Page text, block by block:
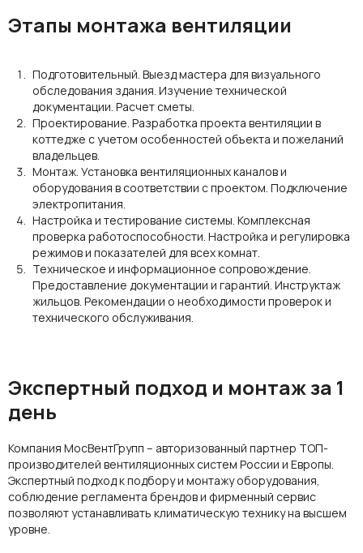
Этапы монтажа вентиляции
Подготовительный. Выезд мастера для визуального
обследования здания. Изучение технической
документации. Расчет сметы.
Проектирование. Разработка проекта вентиляции в
коттедже с учетом особенностей объекта и пожеланий
владельцев.
Монтаж. Установка вентиляционных каналов и
оборудования в соответствии с проектом. Подключение
электропитания.
Настройка и тестирование системы. Комплексная
проверка работоспособности. Настройка и регулировка
режимов и показателей для всех комнат.
Техническое и информационное сопровождение.
Предоставление документации и гарантий. Инструктаж
жильцов. Рекомендации о необходимости проверок и
технического обслуживания.
Экспертный подход и монтаж за 1
день
Компания МосВентГрупп – авторизованный партнер ТОП-
производителей вентиляционных систем России и Европы.
Экспертный подход к подбору и монтажуоборудования,
соблюдение регламента брендов и фирменный сервис
позволяют устанавливать климатическую технику на высшем
уровне.